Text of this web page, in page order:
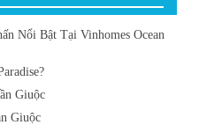
Nổi Bật Tại Vinhomes Ocean
Giuộc
Giuộc